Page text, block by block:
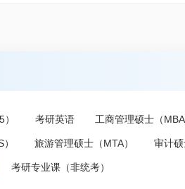
考研英语 工商管理硕士（MBA
旅游管理硕士（MTA） 审计硕
考研专业课（非统考）